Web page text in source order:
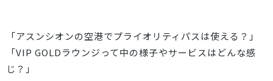
「アスンシオンの空港でプライオリティパスは使える？」
「VIP GOLDラウンジって中の様子やサービスはどんな感
じ？」